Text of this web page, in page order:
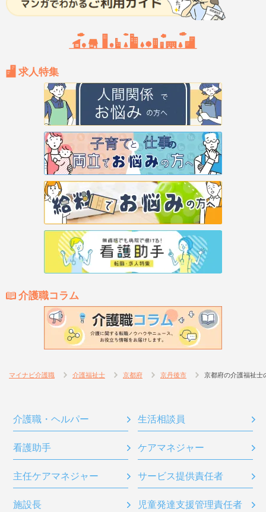
求人特集
介護職コラム
マイナビ介護職 介護福祉士 京都府 京丹後市 京都府の介護福祉士
介護職・ヘルパー 生活相談員
看護助手 ケアマネジャー
主任ケアマネジャー サービス提供責任者
施設長 児童発達支援管理責任者